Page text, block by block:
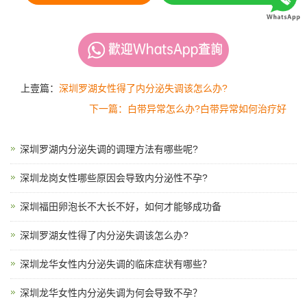
上壹篇： 深圳罗湖女性得了内分泌失调该怎么办?
下一篇：白带异常怎么办?白带异常如何治疗好
深圳罗湖内分泌失调的调理方法有哪些呢?
深圳龙岗女性哪些原因会导致内分泌性不孕?
深圳福田卵泡长不大长不好，如何才能够成功备
深圳罗湖女性得了内分泌失调该怎么办?
深圳龙华女性内分泌失调的临床症状有哪些？
深圳龙华女性内分泌失调为何会导致不孕？